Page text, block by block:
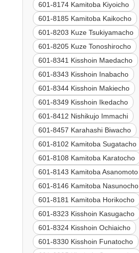
601-8174 Kamitoba Kiyoicho
601-8185 Kamitoba Kaikocho
601-8203 Kuze Tsukiyamacho
601-8205 Kuze Tonoshirocho
601-8341 Kisshoin Maedacho
601-8343 Kisshoin Inabacho
601-8344 Kisshoin Makiecho
601-8349 Kisshoin Ikedacho
601-8412 Nishikujo Immachi
601-8457 Karahashi Biwacho
601-8102 Kamitoba Sugatacho
601-8108 Kamitoba Karatocho
601-8143 Kamitoba Asanomoto
601-8146 Kamitoba Nasunocho
601-8181 Kamitoba Horikocho
601-8323 Kisshoin Kasugacho
601-8324 Kisshoin Ochiaicho
601-8330 Kisshoin Funatocho